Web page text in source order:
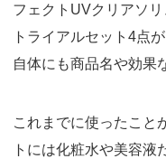
フェクトUVクリアソ
トライアルセット4点
自体にも商品名や効果
これまでに使ったこと
トには化粧水や美容液